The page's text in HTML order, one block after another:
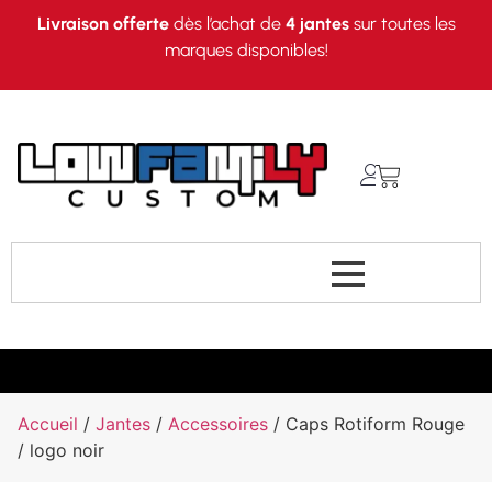
Livraison offertedès l’achat de 4 jantessur toutes les
marques disponibles!
Accueil / Jantes / Accessoires / Caps Rotiform Rouge
/ logo noir